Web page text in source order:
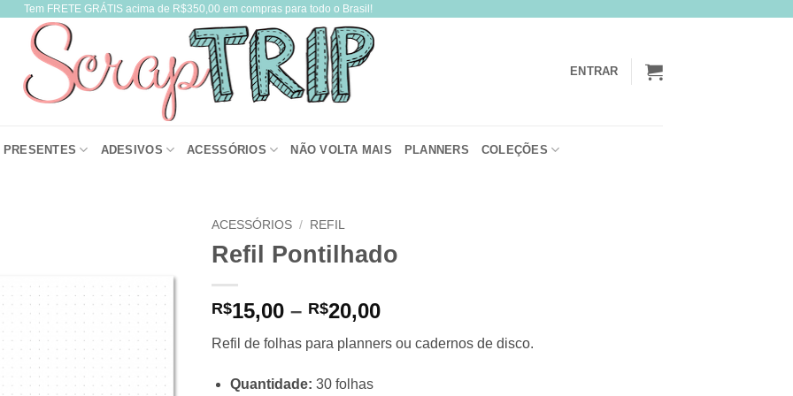
Tem FRETE GRÁTIS acima de R$350,00 em compras para todo o Brasil!
ENTRAR
PRESENTES ADESIVOS ACESSÓRIOS NÃO VOLTA MAIS PLANNERS COLEÇÕES
ACESSÓRIOS / REFIL
Refil Pontilhado
R$15,00 – R$20,00Price
R$15,00
Refil de folhas para planners ou cadernos de disco.
Quantidade: 30 folhas